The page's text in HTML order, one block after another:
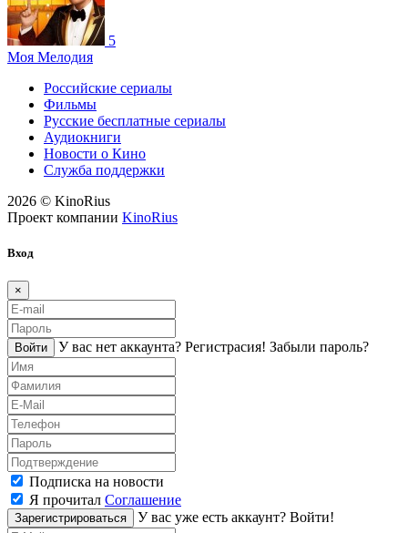
5
Моя Мелодия
Российские сериалы
Фильмы
Русские бесплатные сериалы
Аудиокниги
Новости о Кино
Служба поддержки
2026 © KinoRius
Проект компании KinoRius
Вход
×
Войти У вас нет аккаунта? Регистраcия! Забыли пароль?
Подписка на новости
Я прочитал Соглашение
Зарегистрироваться У вас уже есть аккаунт? Войти!